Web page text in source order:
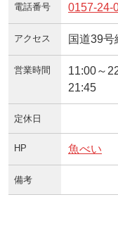
電話番号 0157-24-
アクセス 国道39号
営業時間
11:00～
21:45
定休日
HP 魚べい
備考